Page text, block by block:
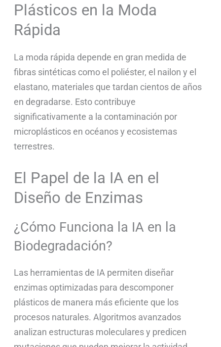
Plásticos en la Moda
Rápida
La moda rápida depende en gran medida de
fibras sintéticas como el poliéster, el nailon y el
elastano, materiales que tardan cientos de años
en degradarse. Esto contribuye
significativamente a la contaminación por
microplásticos en océanos y ecosistemas
terrestres.
El Papel de la IA en el
Diseño de Enzimas
¿Cómo Funciona la IA en la
Biodegradación?
Las herramientas de IA permiten diseñar
enzimas optimizadas para descomponer
plásticos de manera más eficiente que los
procesos naturales. Algoritmos avanzados
analizan estructuras moleculares y predicen